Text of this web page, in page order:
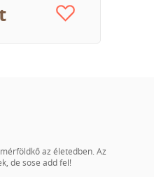
az életedben. Az
de sose add fel!